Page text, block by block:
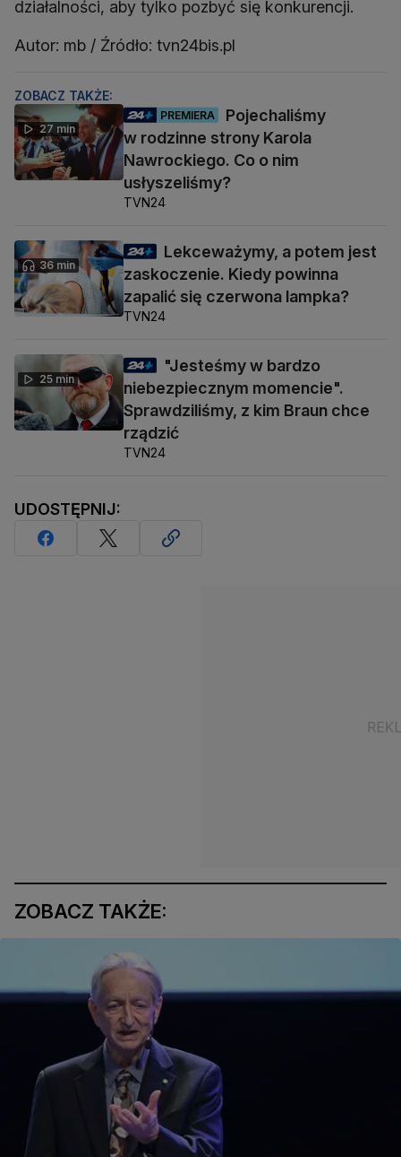
działalności, aby tylko pozbyć się konkurencji.
Autor: mb / Źródło: tvn24bis.pl
ZOBACZ TAKŻE:
27 min
PREMIERA
Pojechaliśmy
w rodzinne strony Karola
Nawrockiego. Co o nim
usłyszeliśmy?
TVN24
36 min
Lekceważymy, a potem jest
zaskoczenie. Kiedy powinna
zapalić się czerwona lampka?
TVN24
25 min
"Jesteśmy w bardzo
niebezpiecznym momencie".
Sprawdziliśmy, z kim Braun chce
rządzić
TVN24
UDOSTĘPNIJ:
ZOBACZ TAKŻE: